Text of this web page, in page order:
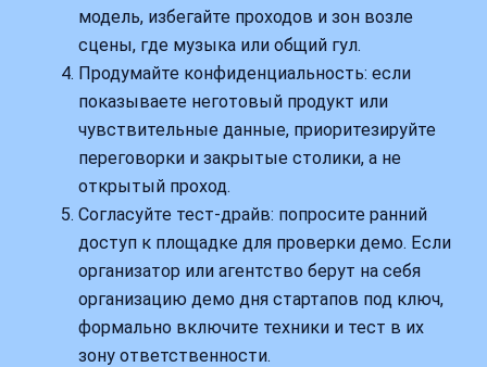
модель, избегайте проходов и зон возле
сцены, где музыка или общий гул.
Продумайте конфиденциальность: если
показываете неготовый продукт или
чувствительные данные, приоритезируйте
переговорки и закрытые столики, а не
открытый проход.
Согласуйте тест-драйв: попросите ранний
доступ к площадке для проверки демо. Если
организатор или агентство берут на себя
организацию демо дня стартапов под ключ,
формально включите техники и тест в их
зону ответственности.